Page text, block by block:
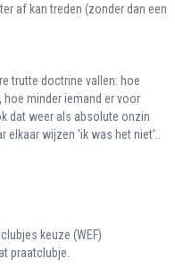
af kan treden (zonder dan een
trutte doctrine vallen: hoe
minder iemand er voor
dat weer als absolute onzin
elkaar wijzen 'ik was het niet'..
keuze (WEF)
praatclubje.